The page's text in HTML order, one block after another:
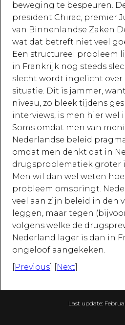
beweging te bespeuren.
president Chirac, premier
van Binnenlandse Zaken
wat dat betreft niet veel
Een structureel probleem
in Frankrijk nog steeds
slecht wordt ingelicht over
situatie. Dit is jammer,
niveau, zo bleek tijdens
interviews, is men hier wel
Soms omdat men van
Nederlandse beleid
omdat men denkt dat in
drugsproblematiek groter
Men wil dan wel weten
probleem omspringt.
veel aan zijn beleid in den
leggen, maar tegen
volgens welke de
Nederland lager is dan in
ongeloof aangekeken.
[Previous] [Next]
Last update: